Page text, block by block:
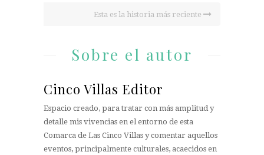
Esta es la historia más reciente
Sobre el autor
Cinco Villas Editor
Espacio creado, para tratar con más amplitud y
detalle mis vivencias en el entorno de esta
Comarca de Las Cinco Villas y comentar aquellos
eventos, principalmente culturales, acaecidos en